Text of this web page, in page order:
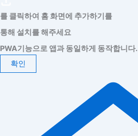
를 클릭하여 홈 화면에 추가하기를
통해 설치를 해주세요
PWA기능으로 앱과 동일하게 동작합니다.
확인